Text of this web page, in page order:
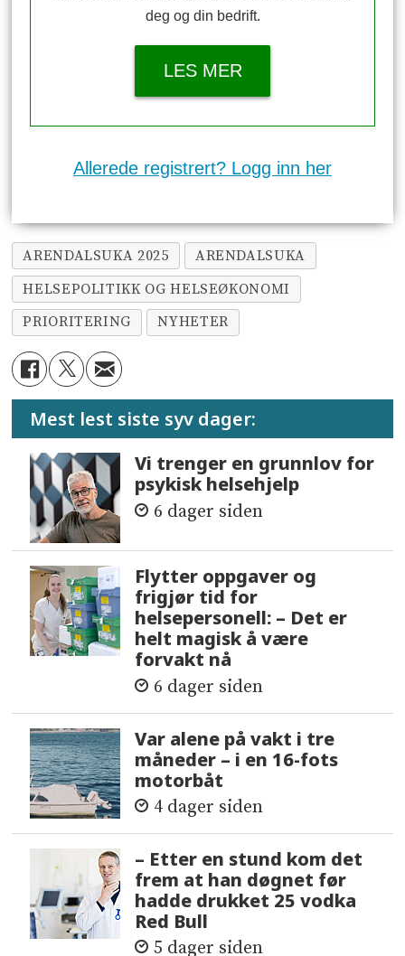
deg og din bedrift.
LES MER
Allerede registrert? Logg inn her
ARENDALSUKA 2025
ARENDALSUKA
HELSEPOLITIKK OG HELSEØKONOMI
PRIORITERING
NYHETER
Mest lest siste syv dager:
Vi trenger en grunnlov for
psykisk helsehjelp
6 dager siden
Flytter oppgaver og
frigjør tid for
helsepersonell: – Det er
helt magisk å være
forvakt nå
6 dager siden
Var alene på vakt i tre
måneder – i en 16-fots
motorbåt
4 dager siden
– Etter en stund kom det
frem at han døgnet før
hadde drukket 25 vodka
Red Bull
5 dager siden